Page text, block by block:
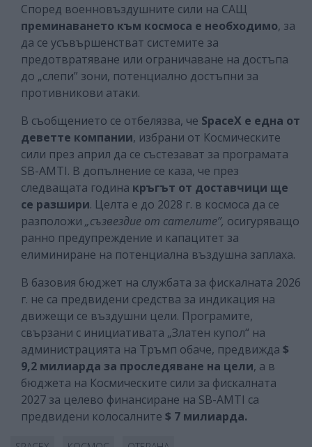
Според военновъздушните сили на САЩ
преминаването към космоса е необходимо, за
да се усъвършенстват системите за
предотвратяване или ограничаване на достъпа
до „слепи” зони, потенциално достъпни за
противникови атаки.
В съобщението се отбелязва, че SpaceX е една от
деветте компании, избрани от Космическите
сили през април да се състезават за програмата
SB-AMTI. В допълнение се каза, че през
следващата година кръгът от доставчици ще
се разшири. Целта е до 2028 г. в космоса да се
разположи „съзвездие от сателите”, осигуряващо
ранно предупреждение и капацитет за
елиминиране на потенциална въздушна заплаха.
В базовия бюджет на службата за фискалната 2026
г. не са предвидени средства за индикация на
движещи се въздушни цели. Програмите,
свързани с инициативата „Златен купол“ на
администрацията на Тръмп обаче, предвижда $
9,2 милиарда за проследяване на цели, а в
бюджета на Космическите сили за фискалната
2027 за целево финансиране на SB-AMTI са
предвидени колосалните $ 7 милиарда.